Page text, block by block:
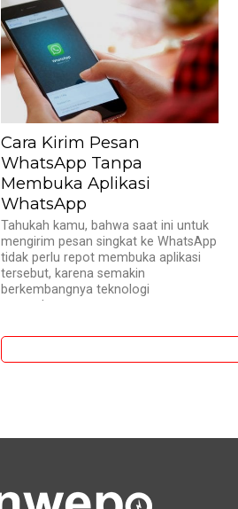
Cara Kirim Pesan
WhatsApp Tanpa
Membuka Aplikasi
WhatsApp
Tahukah kamu, bahwa saat ini untuk
mengirim pesan singkat ke WhatsApp
tidak perlu repot membuka aplikasi
tersebut, karena semakin
berkembangnya teknologi
smartphone...